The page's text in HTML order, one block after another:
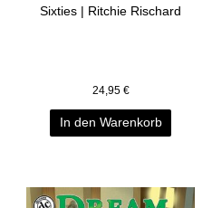
Sixties | Ritchie Rischard
24,95 €
In den Warenkorb